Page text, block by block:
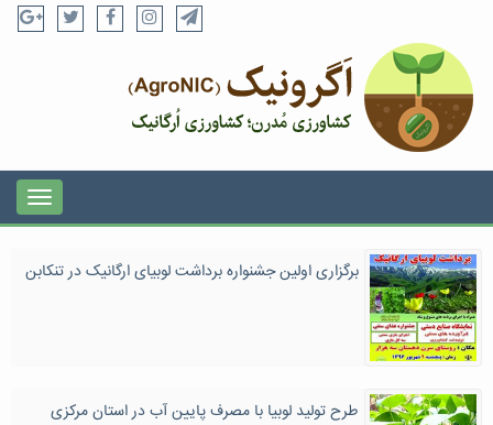
برگزاری اولین جشنواره برداشت لوبیای ارگانیک در تنکابن
طرح‌ تولید لوبیا با مصرف پایین آب در استان مرکزی